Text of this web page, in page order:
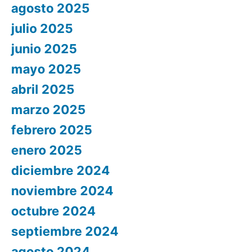
agosto 2025
julio 2025
junio 2025
mayo 2025
abril 2025
marzo 2025
febrero 2025
enero 2025
diciembre 2024
noviembre 2024
octubre 2024
septiembre 2024